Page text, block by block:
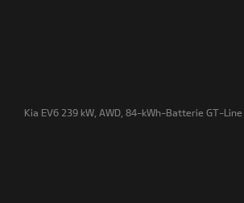
Kia EV6 239 kW, AWD, 84-kWh-Batterie GT-Line